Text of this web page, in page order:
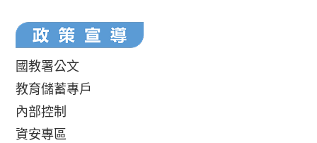
國教署公文
教育儲蓄專戶
內部控制
資安專區